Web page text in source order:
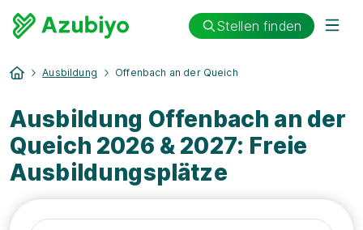
Stellen finden
Ausbildung Offenbach an der Queich
Ausbildung Offenbach an der
Queich 2026 & 2027: Freie
Ausbildungsplätze